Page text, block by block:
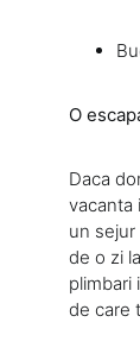
O
Daca
vacanta
un
de o zi
plimbari
de care